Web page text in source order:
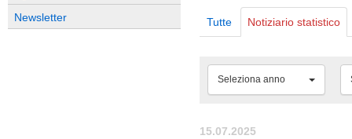
Newsletter
Tutte Notiziario statistico
Seleziona anno
15.07.2025